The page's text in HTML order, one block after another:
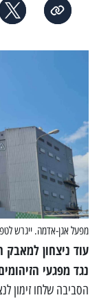
מפעל אגן-אדמה. ייגרש
עוד ניצחון למאבק
נגד מפגעי
הסביבה שלחו זימון